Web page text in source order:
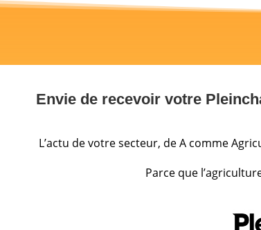
Envie de recevoir votre
L’actu de votre secteur, de A comme
Parce que